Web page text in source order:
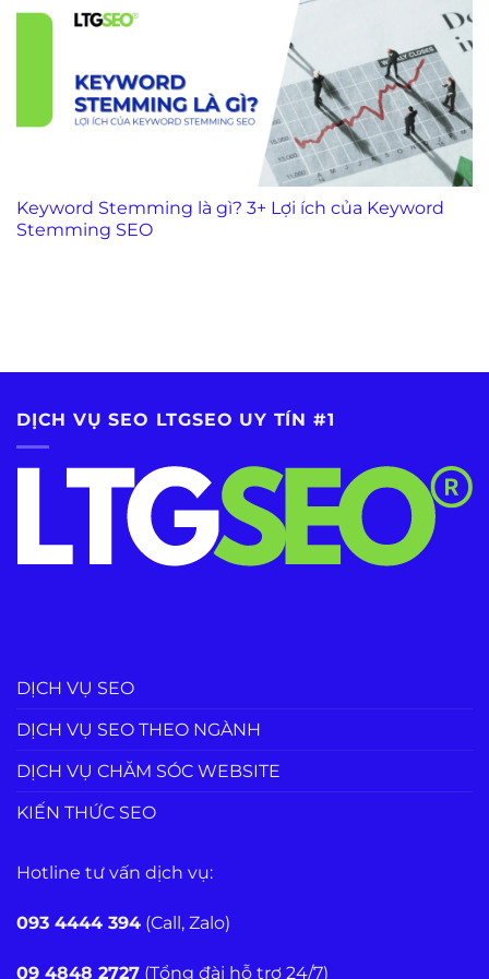
Keyword Stemming là gì? 3+ Lợi ích của Keyword
Stemming SEO
DỊCH VỤ SEO LTGSEO UY TÍN #1
DỊCH VỤ SEO
DỊCH VỤ SEO THEO NGÀNH
DỊCH VỤ CHĂM SÓC WEBSITE
KIẾN THỨC SEO
Hotline tư vấn dịch vụ:
093 4444 394 (Call, Zalo)
09 4848 2727 (Tổng đài hỗ trợ 24/7)